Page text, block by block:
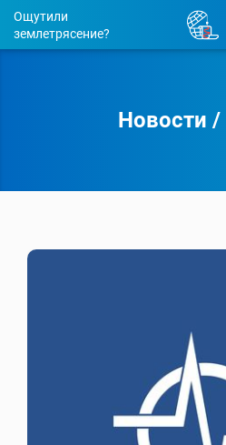
Ощутили
землетрясение?
Новости /